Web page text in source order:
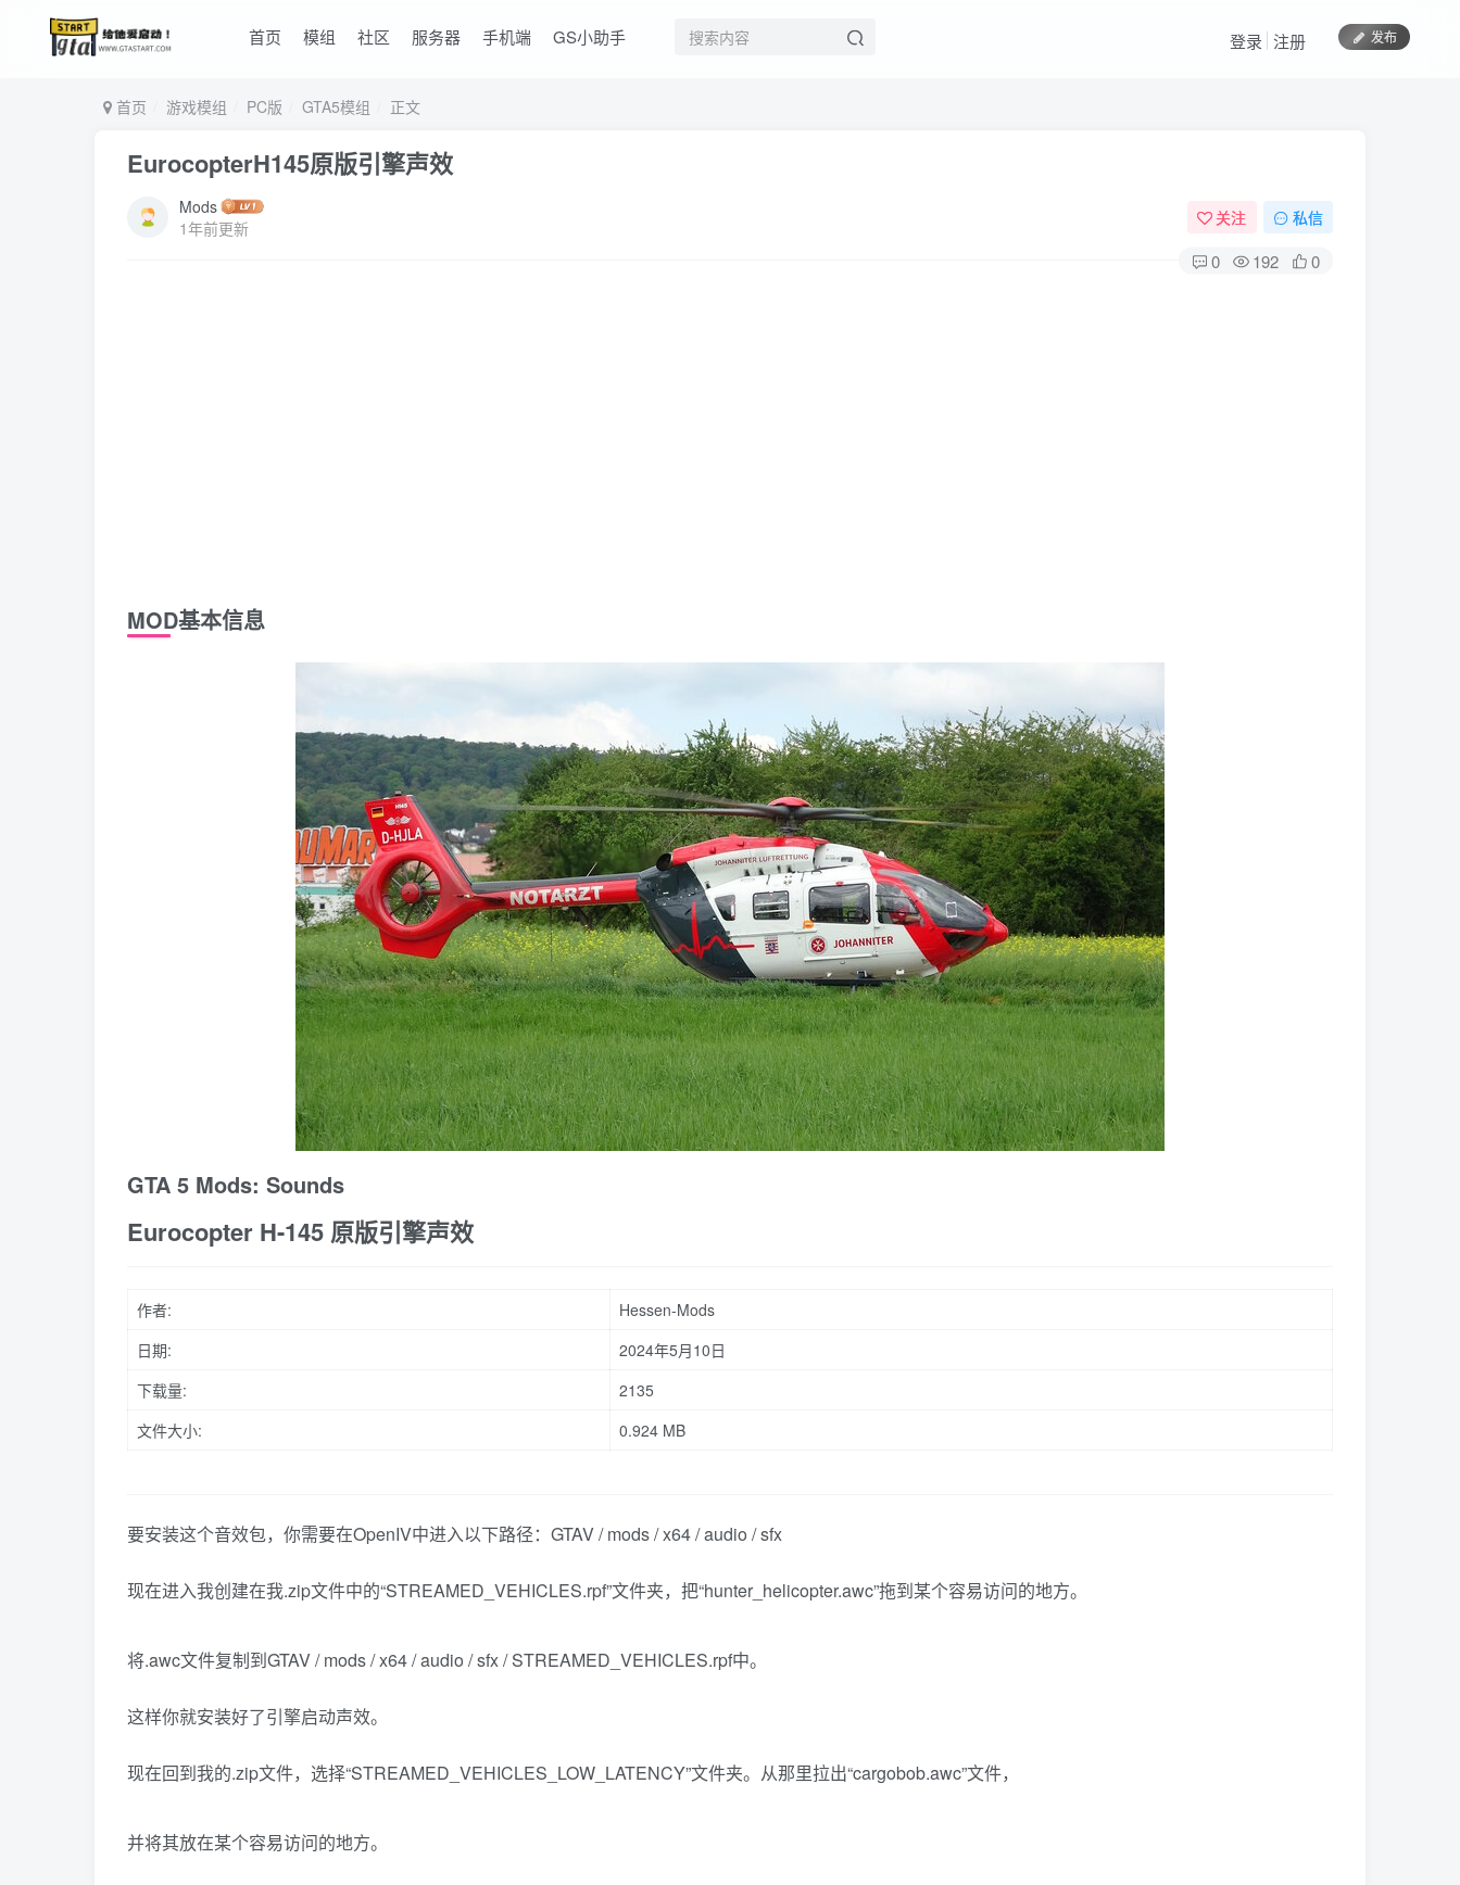
首页 模组 社区 服务器 手机端 GS小助手 发布
登录 注册
首页 游戏模组 PC版 GTA5模组 正文
EurocopterH145原版引擎声效
Mods
1年前更新
关注 私信
0 192 0
MOD基本信息
GTA 5 Mods: Sounds
Eurocopter H-145 原版引擎声效
作者:
Hessen-Mods
日期:
2024年5月10日
下载量:
2135
文件大小:
0.924 MB
要安装这个音效包，你需要在OpenIV中进入以下路径：GTAV / mods / x64 / audio / sfx
现在进入我创建在我.zip文件中的“STREAMED_VEHICLES.rpf”文件夹，把“hunter_helicopter.awc”拖到某个容易访问的地方。
将.awc文件复制到GTAV / mods / x64 / audio / sfx / STREAMED_VEHICLES.rpf中。
这样你就安装好了引擎启动声效。
现在回到我的.zip文件，选择“STREAMED_VEHICLES_LOW_LATENCY”文件夹。从那里拉出“cargobob.awc”文件，
并将其放在某个容易访问的地方。